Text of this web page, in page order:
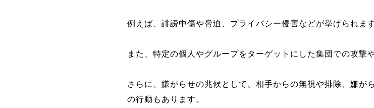
例えば、誹謗中傷や脅迫、プライバシー侵害などが挙げられます
また、特定の個人やグループをターゲットにした集団での攻撃
さらに、嫌がらせの兆候として、相手からの無視や排除、嫌が
の行動もあります。